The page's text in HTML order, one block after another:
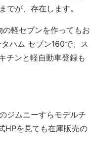
が、存在します。
軽セブンを作ってもお
ハム セブン160で、ス
チンと軽自動車登録も
ジムニーすらモデルチ
HPを見ても在庫販売の